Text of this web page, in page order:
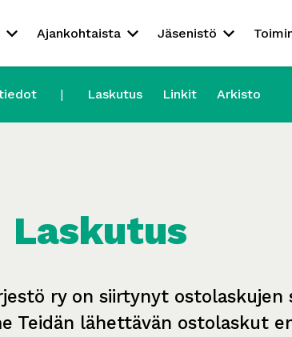
Ajankohtaista Jäsenistö
Laskutus Linkit Arkisto
Laskutus
ry on siirtynyt ostolaskujen
Teidän lähettävän ostolaskut